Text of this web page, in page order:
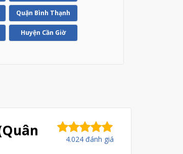
Quận Bình Thạnh
Huyện Cần Giờ
4.024 đánh giá